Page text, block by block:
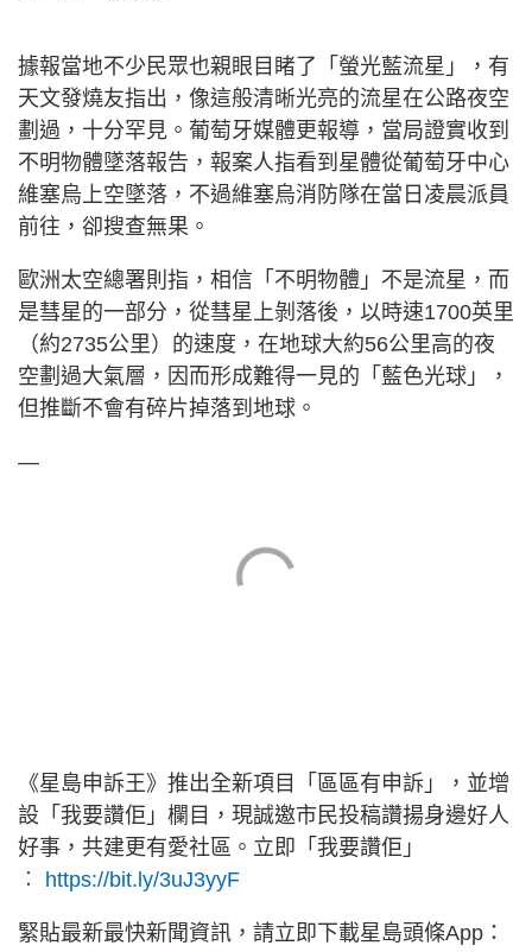
據報當地不少民眾也親眼目睹了「螢光藍流星」，有
天文發燒友指出，像這般清晰光亮的流星在公路夜空
劃過，十分罕見。葡萄牙媒體更報導，當局證實收到
不明物體墜落報告，報案人指看到星體從葡萄牙中心
維塞烏上空墜落，不過維塞烏消防隊在當日凌晨派員
前往，卻搜查無果。
歐洲太空總署則指，相信「不明物體」不是流星，而
是彗星的一部分，從彗星上剝落後，以時速1700英里
（約2735公里）的速度，在地球大約56公里高的夜
空劃過大氣層，因而形成難得一見的「藍色光球」，
但推斷不會有碎片掉落到地球。
—
《星島申訴王》推出全新項目「區區有申訴」，並增
設「我要讚佢」欄目，現誠邀市民投稿讚揚身邊好人
好事，共建更有愛社區。立即「我要讚佢」
︰
https://bit.ly/3uJ3yyF
緊貼最新最快新聞資訊，請立即下載星島頭條App：